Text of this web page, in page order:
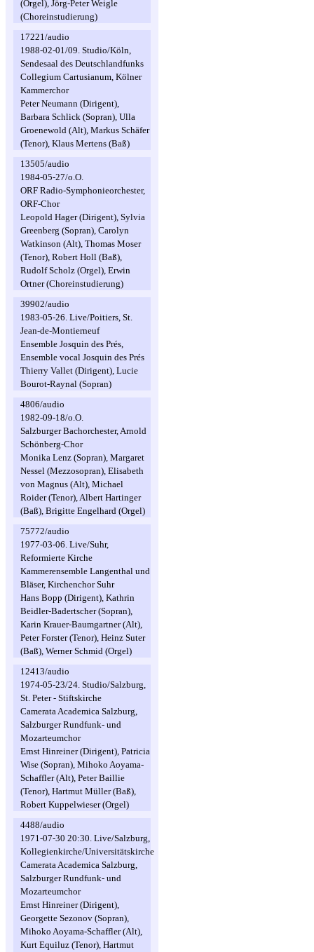
(Orgel), Jörg-Peter Weigle
(Choreinstudierung)
17221/audio
1988-02-01/09. Studio/Köln,
Sendesaal des Deutschlandfunks
Collegium Cartusianum, Kölner
Kammerchor
Peter Neumann (Dirigent),
Barbara Schlick (Sopran), Ulla
Groenewold (Alt), Markus Schäfer
(Tenor), Klaus Mertens (Baß)
13505/audio
1984-05-27/o.O.
ORF Radio-Symphonieorchester,
ORF-Chor
Leopold Hager (Dirigent), Sylvia
Greenberg (Sopran), Carolyn
Watkinson (Alt), Thomas Moser
(Tenor), Robert Holl (Baß),
Rudolf Scholz (Orgel), Erwin
Ortner (Choreinstudierung)
39902/audio
1983-05-26. Live/Poitiers, St.
Jean-de-Montierneuf
Ensemble Josquin des Prés,
Ensemble vocal Josquin des Prés
Thierry Vallet (Dirigent), Lucie
Bourot-Raynal (Sopran)
4806/audio
1982-09-18/o.O.
Salzburger Bachorchester, Arnold
Schönberg-Chor
Monika Lenz (Sopran), Margaret
Nessel (Mezzosopran), Elisabeth
von Magnus (Alt), Michael
Roider (Tenor), Albert Hartinger
(Baß), Brigitte Engelhard (Orgel)
75772/audio
1977-03-06. Live/Suhr,
Reformierte Kirche
Kammerensemble Langenthal und
Bläser, Kirchenchor Suhr
Hans Bopp (Dirigent), Kathrin
Beidler-Badertscher (Sopran),
Karin Krauer-Baumgartner (Alt),
Peter Forster (Tenor), Heinz Suter
(Baß), Werner Schmid (Orgel)
12413/audio
1974-05-23/24. Studio/Salzburg,
St. Peter - Stiftskirche
Camerata Academica Salzburg,
Salzburger Rundfunk- und
Mozarteumchor
Ernst Hinreiner (Dirigent), Patricia
Wise (Sopran), Mihoko Aoyama-
Schaffler (Alt), Peter Baillie
(Tenor), Hartmut Müller (Baß),
Robert Kuppelwieser (Orgel)
4488/audio
1971-07-30 20:30. Live/Salzburg,
Kollegienkirche/Universitätskirche
Camerata Academica Salzburg,
Salzburger Rundfunk- und
Mozarteumchor
Ernst Hinreiner (Dirigent),
Georgette Sezonov (Sopran),
Mihoko Aoyama-Schaffler (Alt),
Kurt Equiluz (Tenor), Hartmut